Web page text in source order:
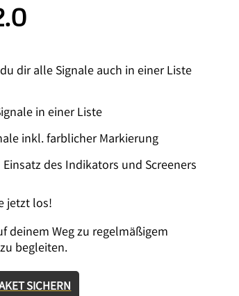
dir alle Signale auch in einer Liste
in einer Liste
inkl. farblicher Markierung
des Indikators und Screeners
jetzt los!
deinem Weg zu regelmäßigem
begleiten.
SICHERN